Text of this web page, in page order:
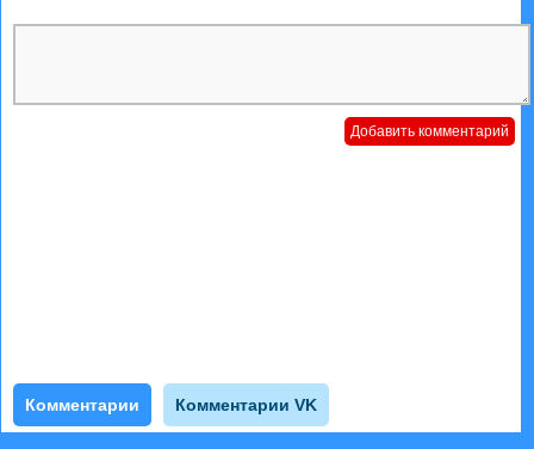
Комментарии Комментарии VK